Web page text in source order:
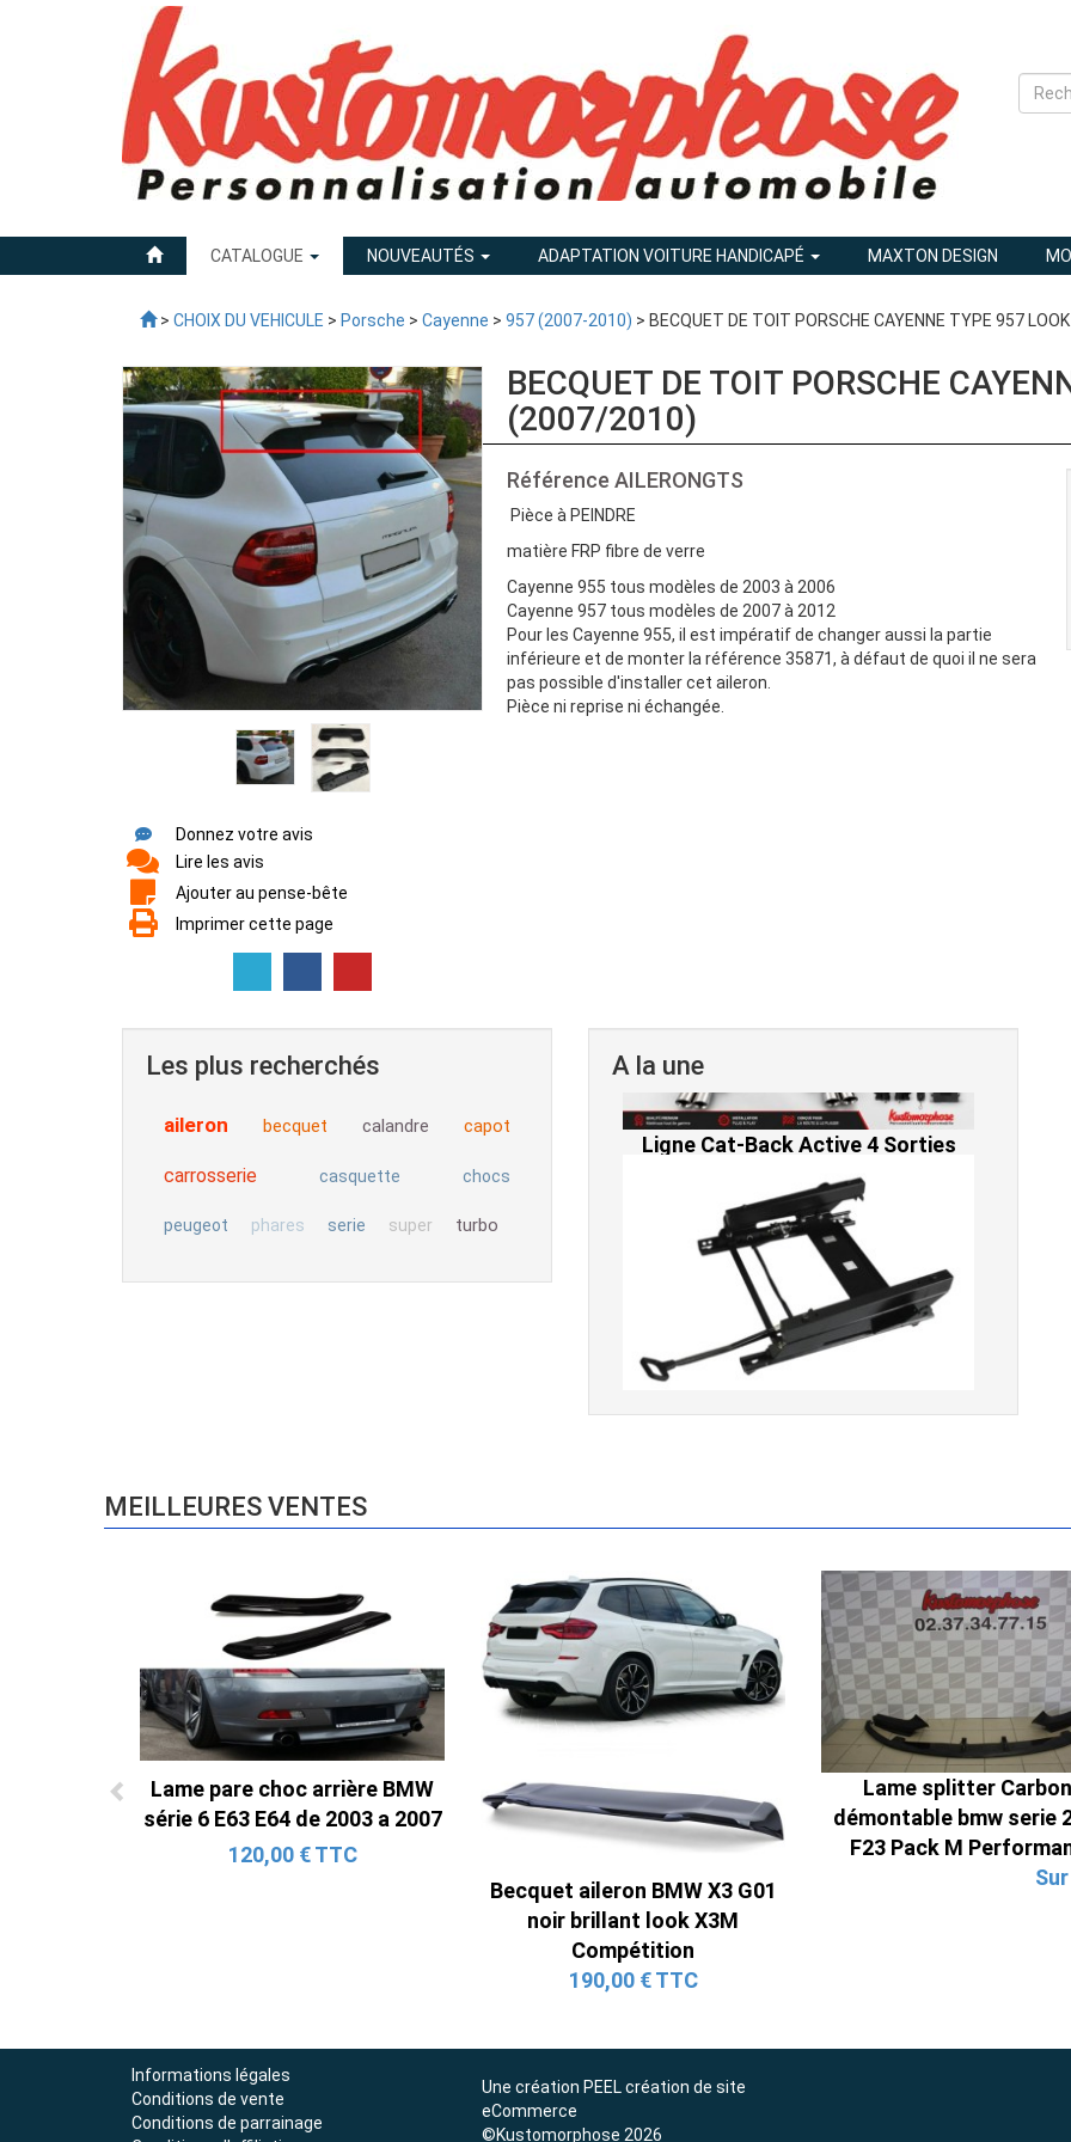
CATALOGUE NOUVEAUTÉS ADAPTATION VOITURE HANDICAPÉ MAXTON DESIGN
> CHOIX DU VEHICULE > Porsche > Cayenne > 957 (2007-2010) > BECQUET DE TOIT PORSCHE CAYENNE TYPE 957
Donnez votre avis
Lire les avis
Ajouter au pense-bête
Imprimer cette page
BECQUET DE TOIT PORSCHE
(2007/2010)
Référence AILERONGTS
Pièce à PEINDRE
matière FRP fibre de verre
Cayenne 955 tous modèles de 2003 à 2006
Cayenne 957 tous modèles de 2007 à 2012
Pour les Cayenne 955, il est impératif de changer aussi la partie
inférieure et de monter la référence 35871, à défaut de quoi il ne sera
pas possible d'installer cet aileron.
Pièce ni reprise ni échangée.
Les plus recherchés
aileron becquet calandre capot
carrosserie casquette chocs
peugeot phares serie super turbo
A la une
Ligne Cat-Back Active 4 Sorties
avec Tube en H pour Ford Mustang
GT & V6 (2015-2023)
2 690,00 € TTC
Console de siège gauche pour
BMW Série 3 E46 (hors Cabriolet et
MEILLEURES VENTES
Lame pare choc arrière BMW
série 6 E63 E64 de 2003 a 2007
120,00 € TTC
Becquet aileron BMW X3 G01
noir brillant look X3M
Compétition
190,00 € TTC
Lame splitter
démontable bmw serie
F23 Pack M
Informations légales
Conditions de vente
Conditions de parrainage
Une création PEEL création de site
eCommerce
©Kustomorphose 2026